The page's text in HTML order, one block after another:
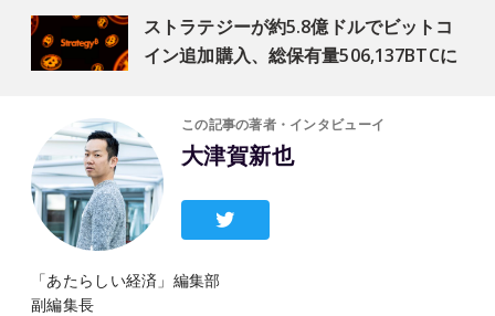
ストラテジーが約5.8億ドルでビットコ
イン追加購入、総保有量506,137BTCに
この記事の著者・インタビューイ
大津賀新也
「あたらしい経済」編集部
副編集長